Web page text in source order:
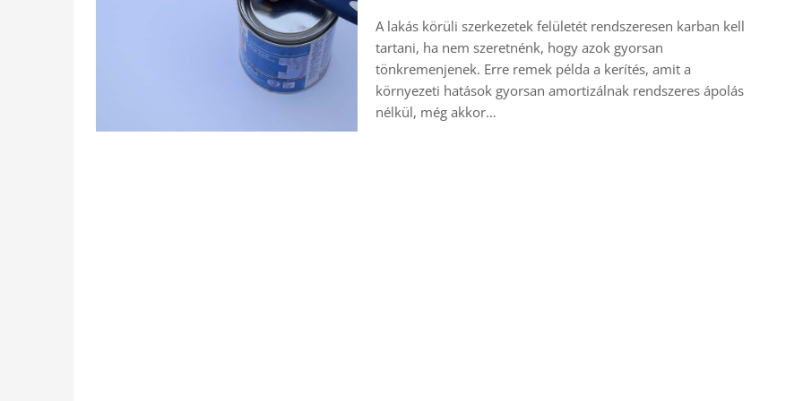
A lakás körüli szerkezetek felületét rendszeresen karban kell
tartani, ha nem szeretnénk, hogy azok gyorsan
tönkremenjenek. Erre remek példa a kerítés, amit a
környezeti hatások gyorsan amortizálnak rendszeres ápolás
nélkül, még akkor…